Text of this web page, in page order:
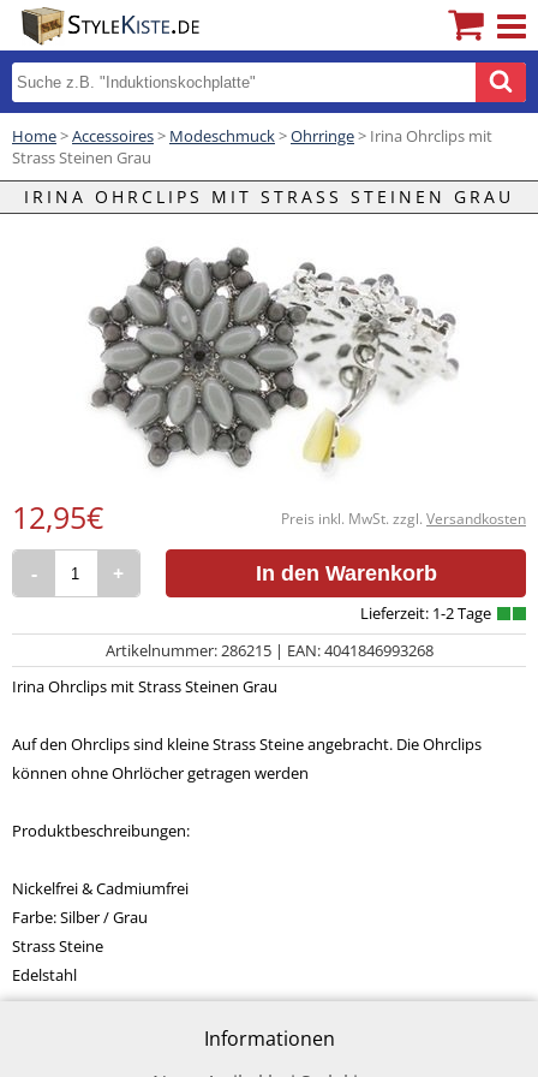
Home>Accessoires> Modeschmuck>Ohrringe> Irina Ohrclips mit
Strass Steinen Grau
IRINA OHRCLIPS MIT STRASS STEINEN GRAU
Preis inkl. MwSt. zzgl. Versandkosten
12,95€
- + In den Warenkorb
Artikelnummer: 286215 | EAN: 4041846993268
Irina Ohrclips mit Strass Steinen Grau
Auf den Ohrclips sind kleine Strass Steine angebracht. Die Ohrclips
können ohne Ohrlöcher getragen werden
Produktbeschreibungen:
Nickelfrei & Cadmiumfrei
Farbe: Silber / Grau
Strass Steine
Edelstahl
Informationen